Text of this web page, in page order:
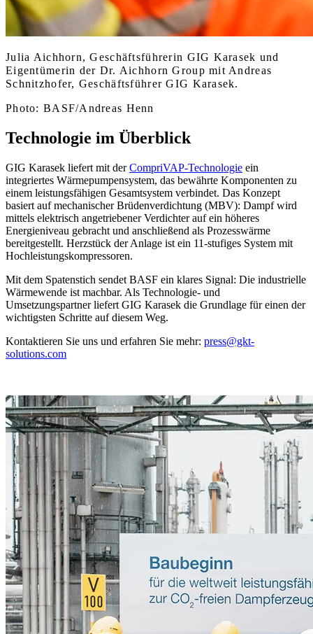
Julia Aichhorn, Geschäftsführerin GIG Karasek und
Eigentümerin der Dr. Aichhorn Group mit Andreas
Schnitzhofer, Geschäftsführer GIG Karasek.
Photo: BASF/Andreas Henn
Technologie im Überblick
GIG Karasek liefert mit derCompriVAP-Technologie ein
integriertes Wärmepumpensystem, das bewährte Komponenten zu
einem leistungsfähigen Gesamtsystem verbindet. Das Konzept
basiert auf mechanischer Brüdenverdichtung (MBV): Dampf wird
mittels elektrisch angetriebener Verdichter auf ein höheres
Energieniveau gebracht und anschließend als Prozesswärme
bereitgestellt. Herzstück der Anlage ist ein 11-stufiges System mit
Hochleistungskompressoren.
Mit dem Spatenstich sendet BASF ein klares Signal: Die industrielle
Wärmewende ist machbar. Als Technologie- und
Umsetzungspartner liefert GIG Karasek die Grundlage für einen der
wichtigsten Schritte auf diesem Weg.
Kontaktieren Sie uns und erfahren Sie mehr: press@gkt-
solutions.com